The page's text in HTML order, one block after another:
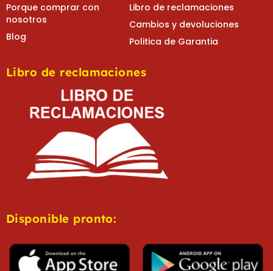
Porque comprar con
nosotros
Blog
Libro de reclamaciones
Cambios y devoluciones
Politica de Garantia
Libro de reclamaciones
Disponible pronto: